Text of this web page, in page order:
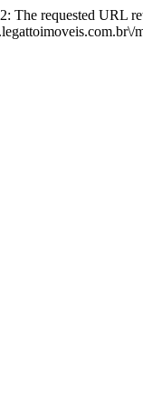
requested URL